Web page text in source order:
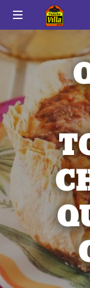
Pancho
a